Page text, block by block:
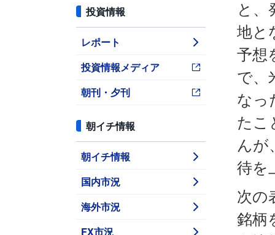
投資情報
レポート
投資情報メディア
朝刊・夕刊
朝イチ情報
朝イチ情報
国内市況
海外市況
FX市況
と、
地と
予想
で、
なっ
たこ
んが
待を
次の
銘柄